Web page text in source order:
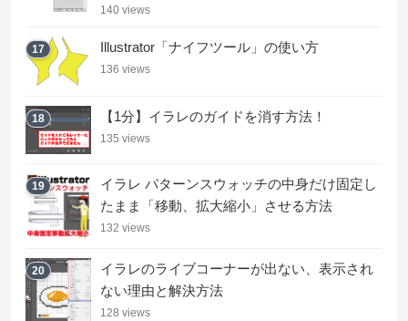
140 views
17 Illustrator「ナイフツール」の使い方
136 views
18 【1分】イラレのガイドを消す方法！
135 views
19
イラレ パターンスウォッチの中身だけ固定し
たまま「移動、拡大縮小」させる方法
132 views
20
イラレのライブコーナーが出ない、表示され
ない理由と解決方法
128 views